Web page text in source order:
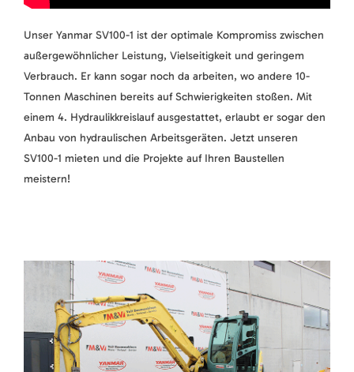
Unser Yanmar SV100-1 ist der optimale Kompromiss zwischen
außergewöhnlicher Leistung, Vielseitigkeit und geringem
Verbrauch. Er kann sogar noch da arbeiten, wo andere 10-
Tonnen Maschinen bereits auf Schwierigkeiten stoßen. Mit
einem 4. Hydraulikkreislauf ausgestattet, erlaubt er sogar den
Anbau von hydraulischen Arbeitsgeräten. Jetzt unseren
SV100-1 mieten und die Projekte auf Ihren Baustellen
meistern!